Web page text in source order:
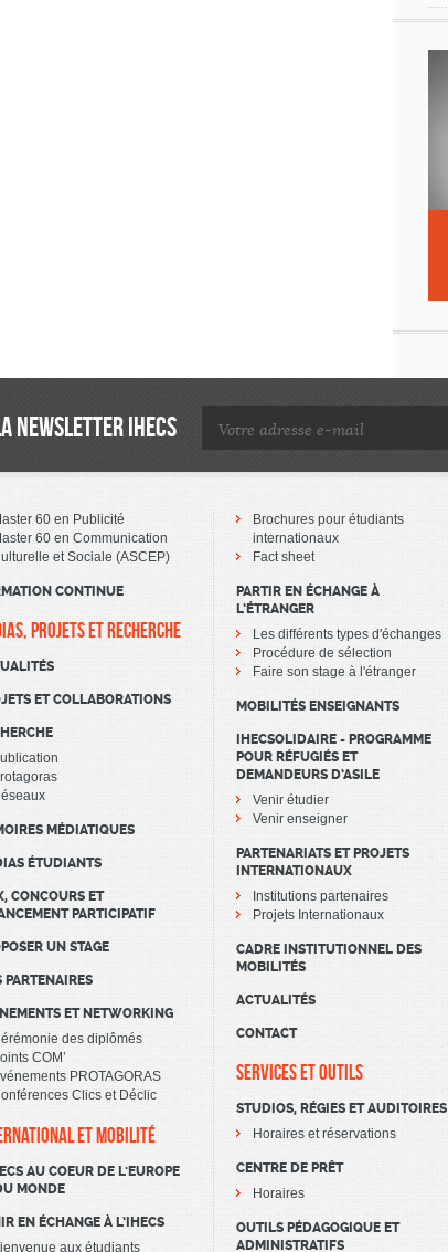
NEWSLETTER IHECS
60 en Publicité
60 en Communication
et Sociale (ASCEP)
CONTINUE
PROJETS ET RECHERCHE
ET COLLABORATIONS
MÉDIATIQUES
ÉTUDIANTS
CONCOURS ET
PARTICIPATIF
UN STAGE
PARTENAIRES
ET NETWORKING
des diplômés
COM’
PROTAGORAS
Clics et Déclic
ET MOBILITÉ
AU COEUR DE L'EUROPE
MONDE
EN ÉCHANGE À L’IHECS
aux étudiants
Brochures pour étudiants
internationaux
Fact sheet
PARTIR EN ÉCHANGE À
L’ÉTRANGER
Les différents types d'échanges
Procédure de sélection
Faire son stage à l'étranger
MOBILITÉS ENSEIGNANTS
IHECSOLIDAIRE - PROGRAMME
POUR RÉFUGIÉS ET
DEMANDEURS D’ASILE
Venir étudier
Venir enseigner
PARTENARIATS ET PROJETS
INTERNATIONAUX
Institutions partenaires
Projets Internationaux
CADRE INSTITUTIONNEL DES
MOBILITÉS
ACTUALITÉS
CONTACT
SERVICES ET OUTILS
STUDIOS, RÉGIES ET AUDITOIRES
Horaires et réservations
CENTRE DE PRÊT
Horaires
OUTILS PÉDAGOGIQUE ET
ADMINISTRATIFS